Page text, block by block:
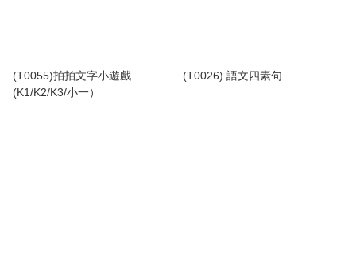
(T0055)拍拍文字小遊戲
(K1/K2/K3/小一）
(T0026) 語文四素句